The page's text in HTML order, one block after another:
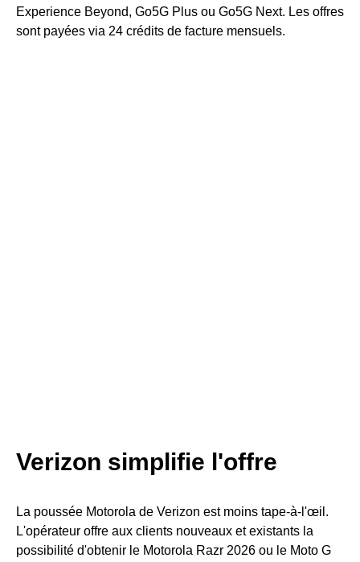
Experience Beyond, Go5G Plus ou Go5G Next. Les offres
sont payées via 24 crédits de facture mensuels.
Verizon simplifie l'offre
La poussée Motorola de Verizon est moins tape-à-l'œil.
L'opérateur offre aux clients nouveaux et existants la
possibilité d'obtenir le Motorola Razr 2026 ou le Moto G